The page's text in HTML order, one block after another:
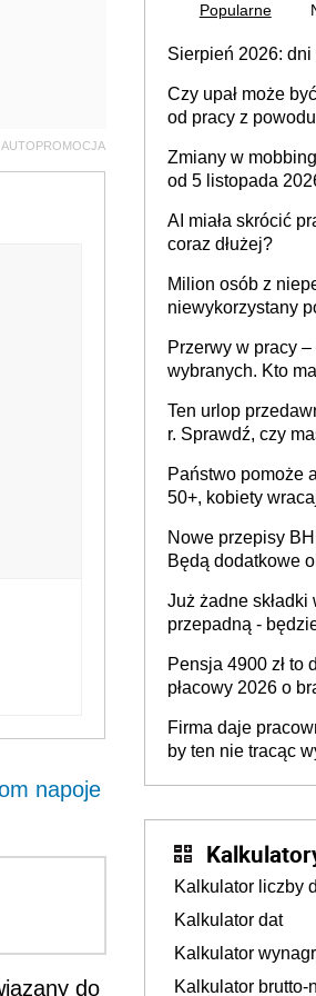
AUTOPROMOCJA
napoje
do
Popularne
Sierpień 2026:
Czy upał może
od pracy z
Zmiany w
od 5 listopada
Ustaw
AI miała skrócić
coraz dłużej?
Milion osób z
niewykorzystany
dofinansowań czy
stronie systemu i
pracodawców
Przerwy w pracy
wybranych. Kto
Ten urlop
r. Sprawdź, czy
Państwo pomoże
50+, kobiety
osoby
na rzecz
Nowe przepisy
Będą dodatkowe
Już żadne
przepadną -
ubezpieczeniom
Pensja 4900 zł to
płacowy 2026 o
Firma daje
by ten nie tracąc
Kalkulator liczby
Kalkulator dat
Kalkulator
Kalkulator brutto-